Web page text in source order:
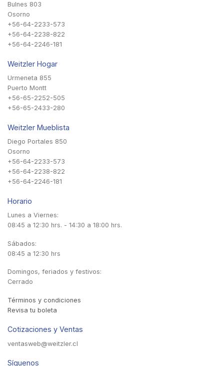
Bulnes 803
Osorno
+56-64-2233-573
+56-64-2238-822
+56-64-2246-181
Weitzler Hogar
Urmeneta 855
Puerto Montt
+56-65-2252-505
+56-65-2433-280
Weitzler Mueblista
Diego Portales 850
Osorno
+56-64-2233-573
+56-64-2238-822
+56-64-2246-181
Horario
Lunes a Viernes:
08:45 a 12:30 hrs. - 14:30 a 18:00 hrs.
Sábados:
08:45 a 12:30 hrs
Domingos, feriados y festivos:
Cerrado
Términos y condiciones
Revisa tu boleta
Cotizaciones y Ventas
ventasweb@weitzler.cl
Síguenos